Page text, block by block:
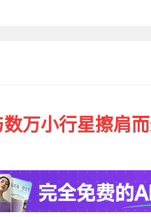
万小行星擦肩